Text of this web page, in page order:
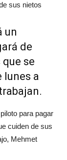
sus nietos
un
de
se
lunes a
para pagar
cuiden de sus
Mehmet